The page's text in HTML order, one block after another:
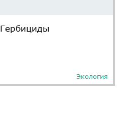
Гербициды
Экология